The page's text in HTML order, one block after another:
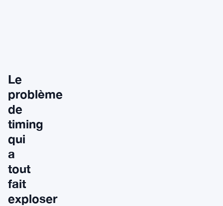
Le
problème
de
timing
qui
a
tout
fait
exploser